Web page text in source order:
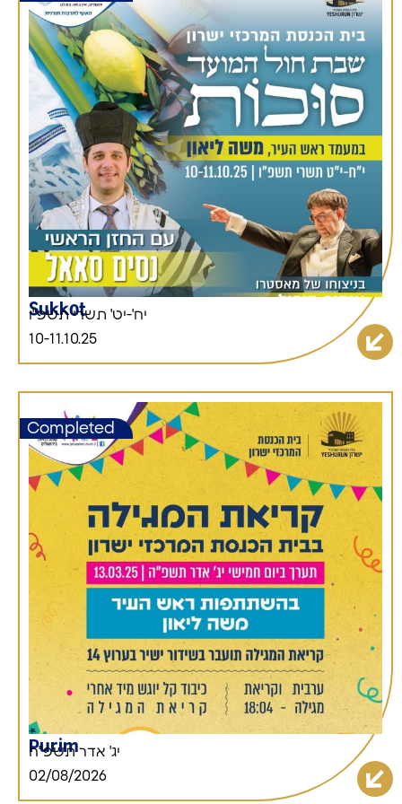
Sukkot
יח'-יט' תשרי תשפ"ו
10-11.10.25
Completed
Purim
יג' אדר תשפ"ה
02/08/2026